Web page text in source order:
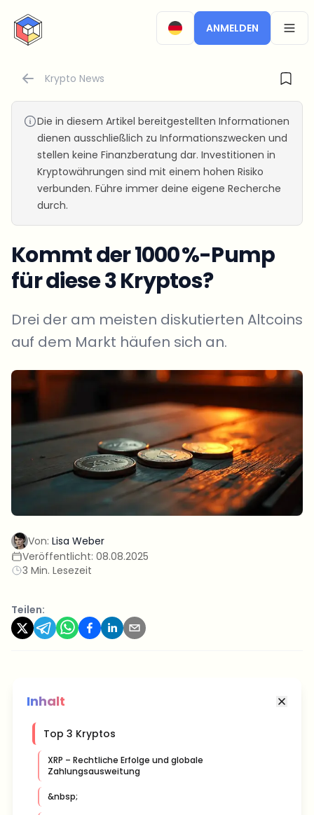
CryptoTicker
ANMELDEN
Krypto News
Die in diesem Artikel bereitgestellten Informationen
dienen ausschließlich zu Informationszwecken und
stellen keine Finanzberatung dar. Investitionen in
Kryptowährungen sind mit einem hohen Risiko
verbunden. Führe immer deine eigene Recherche
durch.
Kommt der 1000 %-Pump
für diese 3 Kryptos?
Drei der am meisten diskutierten Altcoins
auf dem Markt häufen sich an.
Von: Lisa Weber
Veröffentlicht: 08.08.2025
3 Min. Lesezeit
Teilen:
Inhalt
Top 3 Kryptos
XRP – Rechtliche Erfolge und globale
Zahlungsausweitung
&nbsp;